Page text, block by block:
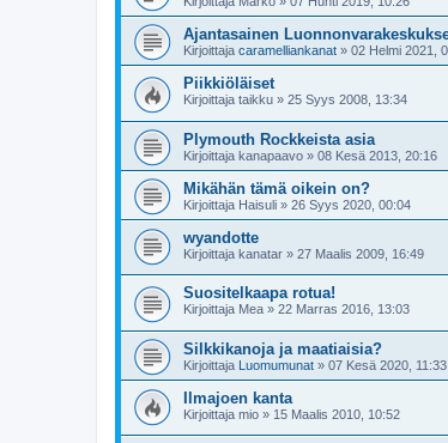
Ajantasainen
Kirjoittaja caramelliankanat » 02 Helmi 2021,
Piikkiöläiset
Kirjoittaja taikku » 25 Syys 2008, 13:34
Plymouth Rockkeista asia
Kirjoittaja kanapaavo » 08 Kesä 2013, 20:16
Mikähän tämä oikein on?
Kirjoittaja Haisuli » 26 Syys 2020, 00:04
wyandotte
Kirjoittaja kanatar » 27 Maalis 2009, 16:49
Suositelkaapa rotua!
Kirjoittaja Mea » 22 Marras 2016, 13:03
Silkkikanoja ja maatiaisia?
Kirjoittaja Luomumunat » 07 Kesä 2020, 11:33
Ilmajoen kanta
Kirjoittaja mio » 15 Maalis 2010, 10:52